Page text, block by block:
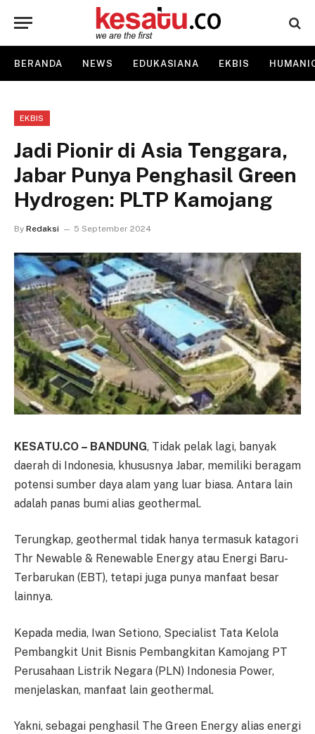
BERANDA NEWS EDUKASIANA EKBIS
EKBIS
Jadi Pionir di Asia Tenggara,
Jabar Punya Penghasil Green
Hydrogen: PLTP Kamojang
By Redaksi 5 September 2024
KESATU.CO – BANDUNG, Tidak pelak lagi, banyak
daerah di Indonesia, khususnya Jabar, memiliki beragam
potensi sumber daya alam yang luar biasa. Antara lain
adalah panas bumi alias geothermal.
Terungkap, geothermal tidak hanya termasuk katagori
Thr Newable & Renewable Energy atau Energi Baru-
Terbarukan (EBT), tetapi juga punya manfaat besar
lainnya.
Kepada media, Iwan Setiono, Specialist Tata Kelola
Pembangkit Unit Bisnis Pembangkitan Kamojang PT
Perusahaan Listrik Negara (PLN) Indonesia Power,
menjelaskan, manfaat lain geothermal.
Yakni, sebagai penghasil The Green Energy alias energi